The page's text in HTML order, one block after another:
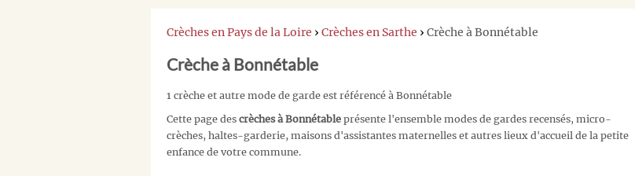
Crèches en Pays de la Loire › Crèches en Sarthe › Crèche à Bonnétable
Crèche à Bonnétable
1 crèche et autre mode de garde est référencé à Bonnétable
Cette page des crèches à Bonnétable présente l'ensemble modes de gardes recensés, micro-
crèches, haltes-garderie, maisons d'assistantes maternelles et autres lieux d'accueil de la petite
enfance de votre commune.